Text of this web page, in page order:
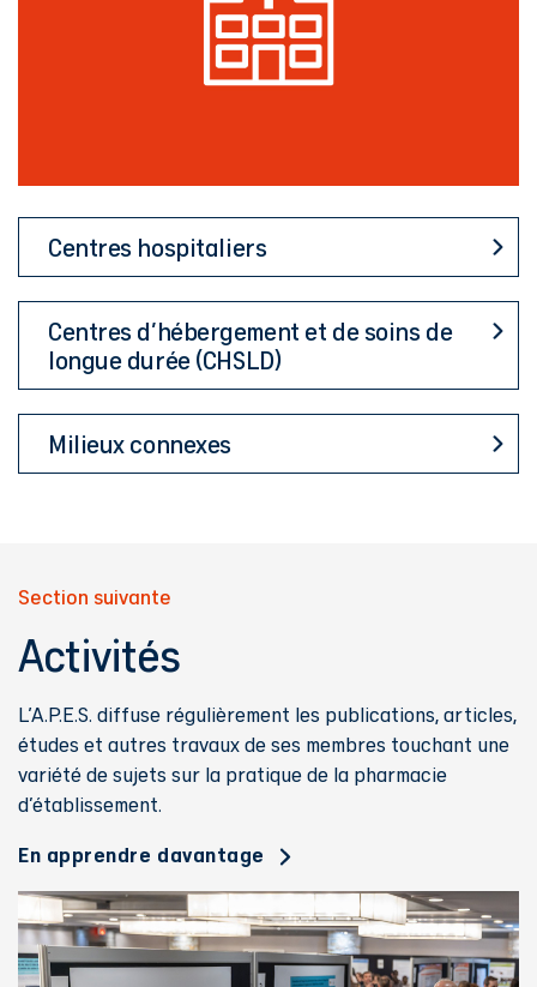
Centres hospitaliers
Centres d’hébergement et de soins de
longue durée (CHSLD)
Milieux connexes
Section suivante
Activités
L'A.P.E.S. diffuse régulièrement les publications, articles,
études et autres travaux de ses membres touchant une
variété de sujets sur la pratique de la pharmacie
d’établissement.
En apprendre davantage